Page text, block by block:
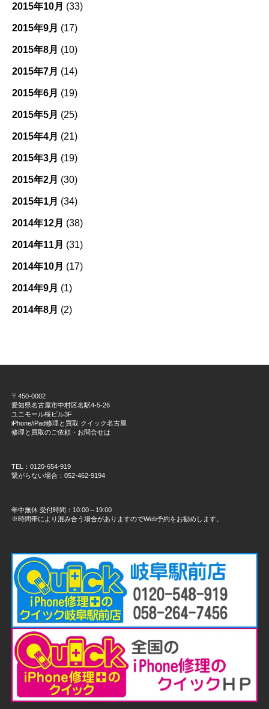
2015年10月 (33)
2015年9月 (17)
2015年8月 (10)
2015年7月 (14)
2015年6月 (19)
2015年5月 (25)
2015年4月 (21)
2015年3月 (19)
2015年2月 (30)
2015年1月 (34)
2014年12月 (38)
2014年11月 (31)
2014年10月 (17)
2014年9月 (1)
2014年8月 (2)
〒450-0002
愛知県名古屋市中村区名駅4-5-26
ユニモール桜ビル3F
iPhone/iPad修理と買取 クイック名古屋
修理と買取のご依頼・お問合せは
TEL：0120-654-919
繋がらない場合：052-462-9194
年中無休 受付時間：10:00～19:00
※時間帯により混み合う場合がありますのでWeb予約をお勧めします。